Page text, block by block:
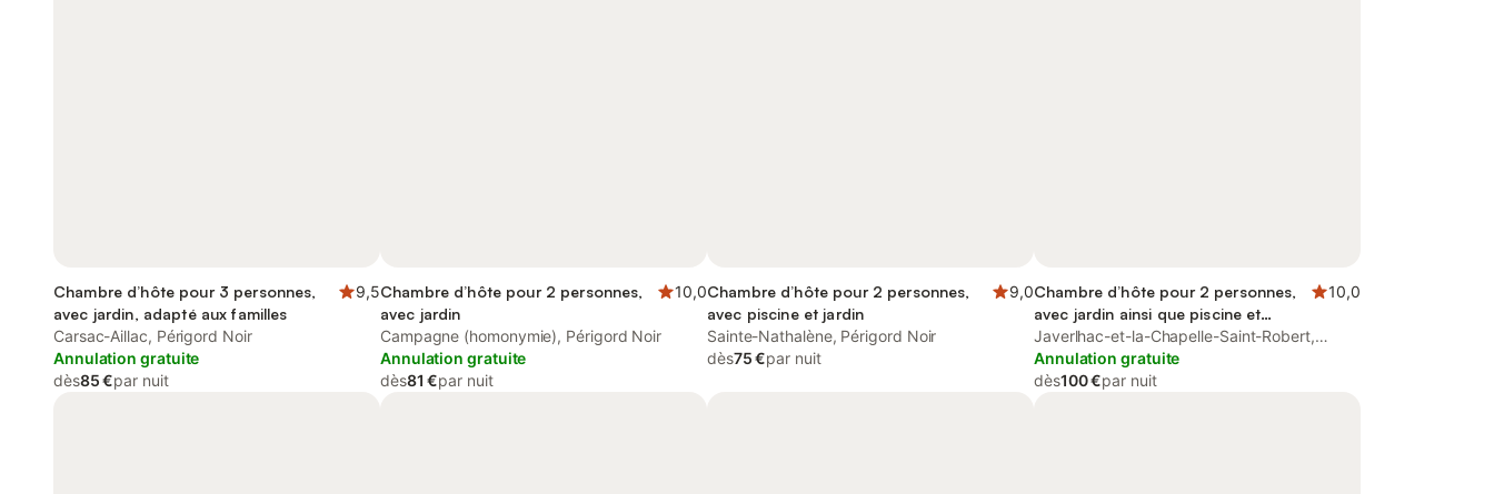
Chambre d’hôte pour 3 personnes,
avec jardin, adapté aux familles
9,5
Carsac-Aillac, Périgord Noir
Annulation gratuite
dès85 €par nuit
Chambre d’hôte pour 2 personnes,
avec jardin
10,0
Campagne (homonymie), Périgord Noir
Annulation gratuite
dès81 €par nuit
Chambre d’hôte pour 2 personnes,
avec piscine et jardin
9,0
Sainte-Nathalène, Périgord Noir
dès75 €par nuit
Chambre d’hôte pour 2 personnes,
avec jardin ainsi que piscine et
jacuzzi
10,0
Javerlhac-et-la-Chapelle-Saint-Robert,
Périgord Vert
Annulation gratuite
dès100 €par nuit